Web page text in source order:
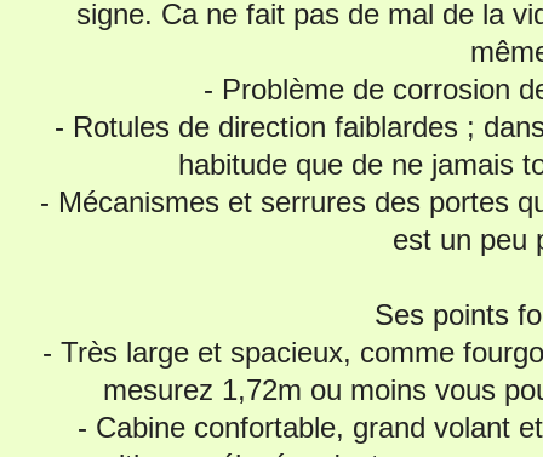
signe. Ca ne fait pas de mal de la
- Problème de corrosion
- Rotules de direction faiblardes ;
habitude que de ne jamais
- Mécanismes et serrures des portes
est un peu
Ses points
- Très large et spacieux, comme
mesurez 1,72m ou moins vous
- Cabine confortable, grand volant